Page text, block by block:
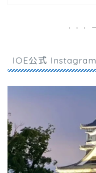
IOE公式 Instagram